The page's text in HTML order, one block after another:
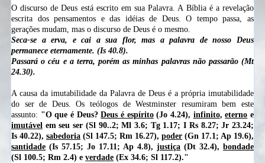
O discurso de Deus está escrito em sua Palavra. A Bíblia é a revelação
escrita dos pensamentos e das idéias de Deus. O tempo passa, as
gerações mudam, mas o discurso de Deus é o mesmo.
Seca-se a erva, e cai a sua flor, mas a palavra de nosso Deus
permanece eternamente. (Is 40.8).
Passará o céu e a terra, porém as minhas palavras não passarão (Mt
24.30).
A causa da imutabilidade da Palavra de Deus é a própria imutabilidade
do ser de Deus. Os teólogos de Westminster resumiram bem este
assunto: "O que é Deus?Deus é espírito(Jo 4.24), infinito,eterno e
imutável em seu ser (Sl 90..2; Ml 3.6; Tg 1.17; I Rs 8.27; Jr 23.24;
Is 40.22), sabedoria (Sl 147.5; Rm 16.27), poder (Gn 17.1; Ap 19.6),
santidade (Is 57.15; Jo 17.11; Ap 4.8), justiça (Dt 32.4), bondade
(Sl 100.5; Rm 2.4) e verdade (Ex 34.6; Sl 117.2)."